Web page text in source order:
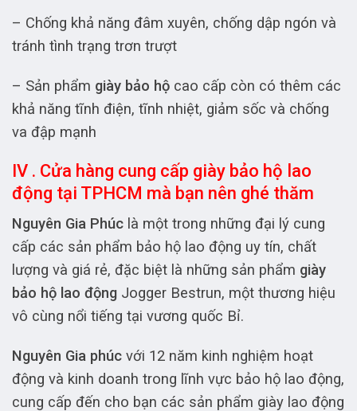
– Chống khả năng đâm xuyên, chống dập ngón và
tránh tình trạng trơn trượt
– Sản phẩm giày bảo hộ cao cấp còn có thêm các
khả năng tĩnh điện, tĩnh nhiệt, giảm sốc và chống
va đập mạnh
IV . Cửa hàng cung cấp giày bảo hộ lao
động tại TPHCM mà bạn nên ghé thăm
Nguyên Gia Phúc là một trong những đại lý cung
cấp các sản phẩm bảo hộ lao động uy tín, chất
lượng và giá rẻ, đặc biệt là những sản phẩm giày
bảo hộ lao động Jogger Bestrun, một thương hiệu
vô cùng nổi tiếng tại vương quốc Bỉ.
Nguyên Gia phúc với 12 năm kinh nghiệm hoạt
động và kinh doanh trong lĩnh vực bảo hộ lao động,
cung cấp đến cho bạn các sản phẩm giày lao động